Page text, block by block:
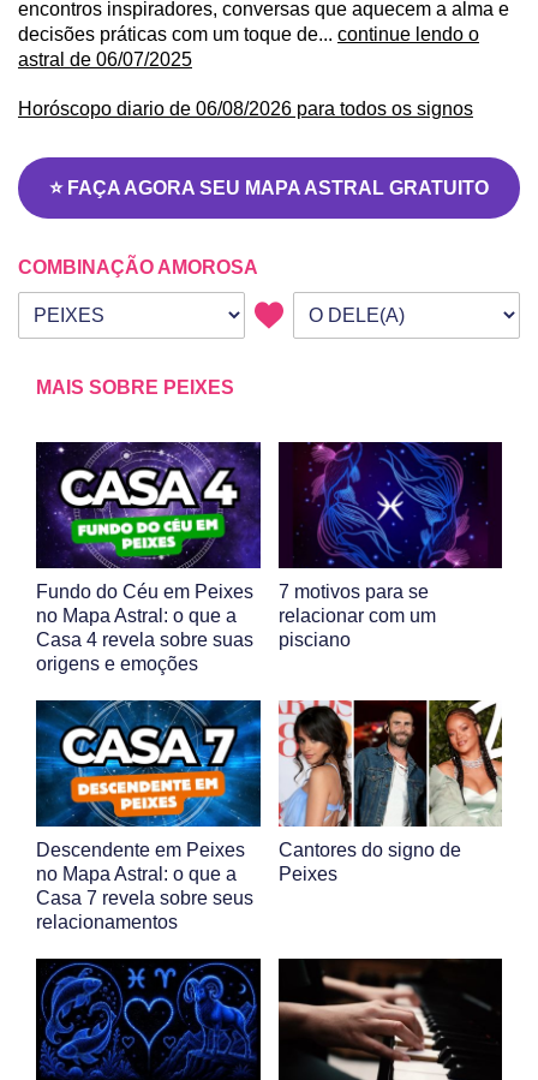
encontros inspiradores, conversas que aquecem a alma e
decisões práticas com um toque de... continue lendo o
astral de 06/07/2025
Horóscopo diario de 06/08/2026 para todos os signos
⭐ FAÇA AGORA SEU MAPA ASTRAL GRATUITO
COMBINAÇÃO AMOROSA
Seu signo
Signo da outra pessoa
MAIS SOBRE PEIXES
Fundo do Céu em Peixes
no Mapa Astral: o que a
Casa 4 revela sobre suas
origens e emoções
7 motivos para se
relacionar com um
pisciano
Descendente em Peixes
no Mapa Astral: o que a
Casa 7 revela sobre seus
relacionamentos
Cantores do signo de
Peixes